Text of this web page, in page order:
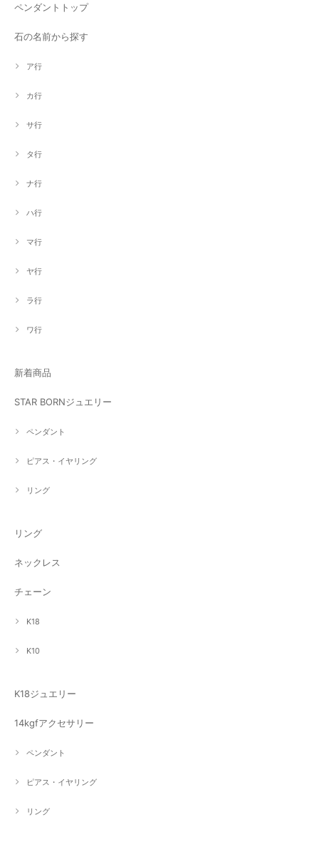
ペンダントトップ
石の名前から探す
ア行
カ行
サ行
タ行
ナ行
ハ行
マ行
ヤ行
ラ行
ワ行
新着商品
STAR BORNジュエリー
ペンダント
ピアス・イヤリング
リング
リング
ネックレス
チェーン
K18
K10
K18ジュエリー
14kgfアクセサリー
ペンダント
ピアス・イヤリング
リング